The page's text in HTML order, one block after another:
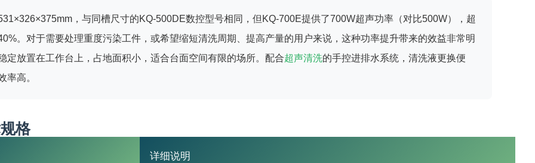
，与同槽尺寸的KQ-500DE数控型号相同，但KQ-700E提供了700W超声功率（对比500W），超
。对于需要处理重度污染工件，或希望缩短清洗周期、提高产量的用户来说，这种功率提升带来的效益非常明
定放置在工作台上，占地面积小，适合台面空间有限的场所。配合超声清洗的手控进排水系统，清洗液更换便
率高。
格
详细说明